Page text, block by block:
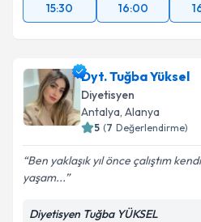
15:30
16:00
Dyt. Tuğba Yüksel
Diyetisyen
Antalya, Alanya
5 (7 Değerlendirme)
Ben yaklaşık yıl önce çalıştım
yaşam...
Diyetisyen Tuğba YÜKSEL